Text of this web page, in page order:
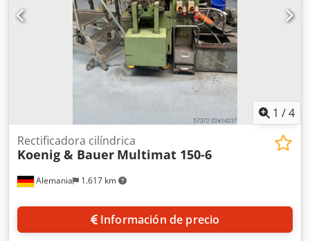
1 /4
Alemania 1.617 km
Rectificadora cilíndrica
Koenig & Bauer Multimat 150-6
Información de precio